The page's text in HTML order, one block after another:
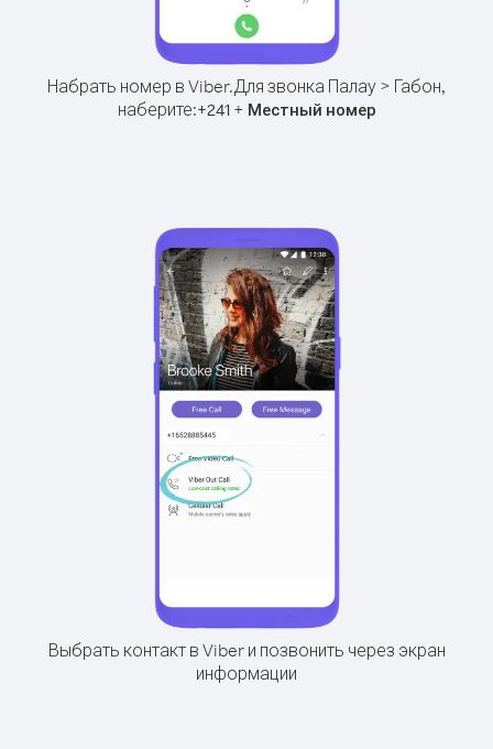
Набрать номер в Viber.Для звонка Палау > Габон,
наберите:+241+ Местный номер
Выбрать контакт в Viber и позвонить через экран
информации